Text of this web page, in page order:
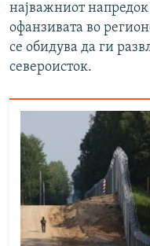
најважниот напредок
офанзивата во
се обидува да ги
североисток.